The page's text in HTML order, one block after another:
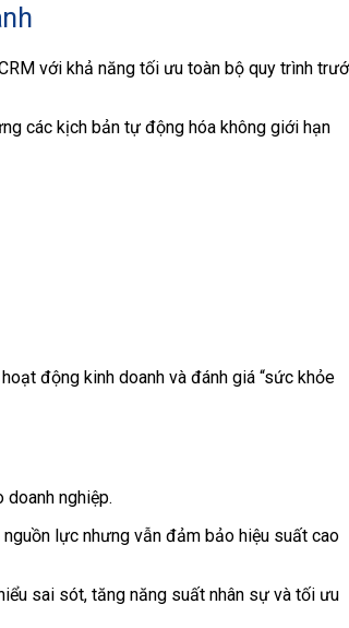
với khả năng tối ưu toàn bộ quy trình
các kịch bản tự động hóa không giới hạn
động kinh doanh và đánh giá “sức khỏe
nghiệp.
lực nhưng vẫn đảm bảo hiệu suất cao
sai sót, tăng năng suất nhân sự và tối ưu